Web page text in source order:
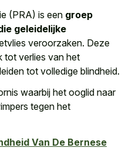
(PRA) is een groep
geleidelijke
veroorzaken. Deze
tot verlies van het
tot volledige blindheid.
waarbij het ooglid naar
tegen het
Van De Bernese